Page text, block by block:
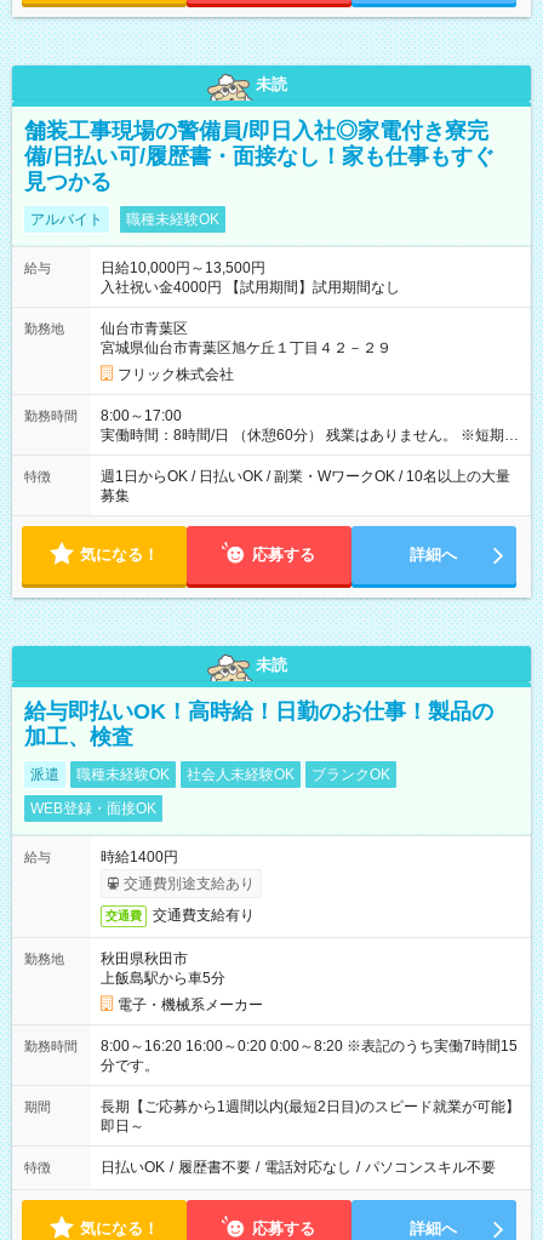
未読
舗装工事現場の警備員/即日入社◎家電付き寮完
備/日払い可/履歴書・面接なし！家も仕事もすぐ
見つかる
アルバイト 職種未経験OK
給与
日給10,000円～13,500円
入社祝い金4000円 【試用期間】試用期間なし
勤務地
仙台市青葉区
宮城県仙台市青葉区旭ケ丘１丁目４２－２９
フリック株式会社
勤務時間
8:00～17:00
実働時間：8時間/日 （休憩60分） 残業はありません。 ※短期の
募集は行っておりません。予めご了承くださいませ。
特徴
週1日からOK / 日払いOK / 副業・WワークOK / 10名以上の大量
募集
気になる！ 応募する 詳細へ
未読
給与即払いOK！高時給！日勤のお仕事！製品の
加工、検査
派遣 職種未経験OK 社会人未経験OK
ブランクOK
WEB登録・面接OK
給与
時給1400円
交通費別途支給あり
交通費 交通費支給有り
勤務地
秋田県秋田市
上飯島駅から車5分
電子・機械系メーカー
勤務時間
8:00～16:20 16:00～0:20 0:00～8:20 ※表記のうち実働7時間15
分です。
期間
長期【ご応募から1週間以内(最短2日目)のスピード就業が可能】
即日～
特徴 日払いOK / 履歴書不要 / 電話対応なし / パソコンスキル不要
気になる！ 応募する 詳細へ